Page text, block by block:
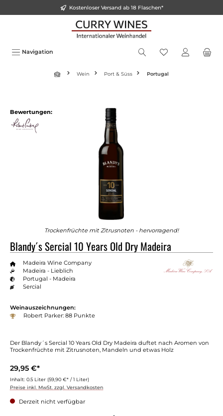
Kostenloser Versand ab 18 Flaschen*
Navigation
Wein Port & Süss Portugal
Bewertungen:
Trockenfrüchte mit Zitrusnoten - hervorragend!
Blandy´s Sercial 10 Years Old Dry Madeira
Madeira Wine Company
Madeira - Lieblich
Portugal - Madeira
Sercial
Weinauszeichnungen:
Robert Parker: 88 Punkte
Der Blandy´s Sercial 10 Years Old Dry Madeira duftet nach Aromen von
Trockenfrüchte mit Zitrusnoten, Mandeln und etwas Holz
29,95 €*
Inhalt: 0.5 Liter (59,90 €* / 1 Liter)
Preise inkl. MwSt. zzgl. Versandkosten
Derzeit nicht verfügbar